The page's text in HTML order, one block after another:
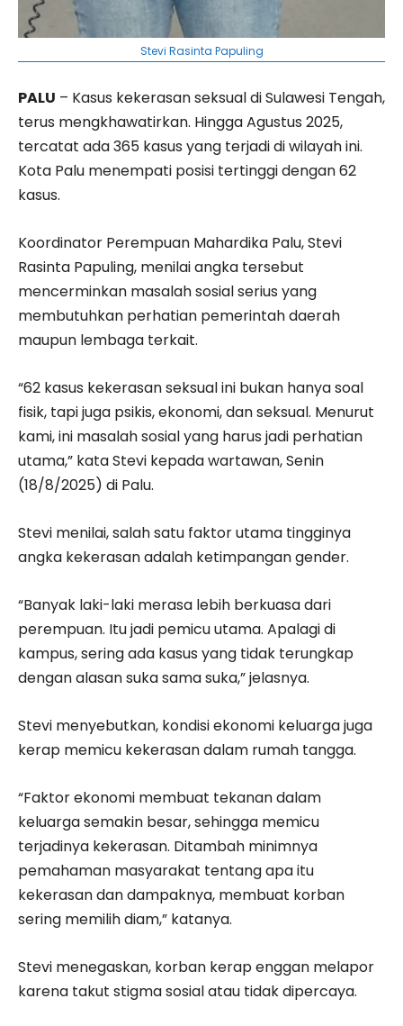
Stevi Rasinta Papuling
PALU – Kasus kekerasan seksual di Sulawesi Tengah,
terus mengkhawatirkan. Hingga Agustus 2025,
tercatat ada 365 kasus yang terjadi di wilayah ini.
Kota Palu menempati posisi tertinggi dengan 62
kasus.
Koordinator Perempuan Mahardika Palu, Stevi
Rasinta Papuling, menilai angka tersebut
mencerminkan masalah sosial serius yang
membutuhkan perhatian pemerintah daerah
maupun lembaga terkait.
“62 kasus kekerasan seksual ini bukan hanya soal
fisik, tapi juga psikis, ekonomi, dan seksual. Menurut
kami, ini masalah sosial yang harus jadi perhatian
utama,” kata Stevi kepada wartawan, Senin
(18/8/2025) di Palu.
Stevi menilai, salah satu faktor utama tingginya
angka kekerasan adalah ketimpangan gender.
“Banyak laki-laki merasa lebih berkuasa dari
perempuan. Itu jadi pemicu utama. Apalagi di
kampus, sering ada kasus yang tidak terungkap
dengan alasan suka sama suka,” jelasnya.
Stevi menyebutkan, kondisi ekonomi keluarga juga
kerap memicu kekerasan dalam rumah tangga.
“Faktor ekonomi membuat tekanan dalam
keluarga semakin besar, sehingga memicu
terjadinya kekerasan. Ditambah minimnya
pemahaman masyarakat tentang apa itu
kekerasan dan dampaknya, membuat korban
sering memilih diam,” katanya.
Stevi menegaskan, korban kerap enggan melapor
karena takut stigma sosial atau tidak dipercaya.